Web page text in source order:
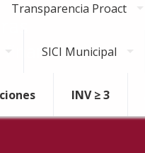
Transparencia Proact
SICI Municipal
INV ≥ 3